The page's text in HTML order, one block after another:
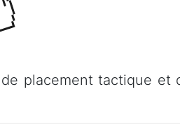
placement tactique et